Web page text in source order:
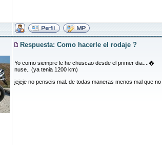
Respuesta: Como hacerle el rodaje ?
Yo como siempre le he chuscao desde el primer dia....�
nuse.. (ya tenia 1200 km)
jejeje no penseis mal. de todas maneras menos mal que no